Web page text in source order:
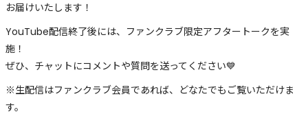
お届けいたします！
YouTube配信終了後には、ファンクラブ限定アフタートークを実
施！
ぜひ、チャットにコメントや質問を送ってください💙
※生配信はファンクラブ会員であれば、どなたでもご覧いただけま
す。